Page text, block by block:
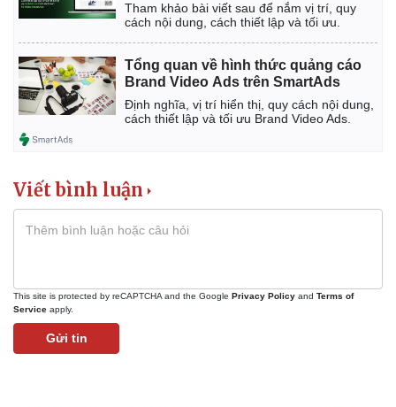
Tham khảo bài viết sau để nắm vị trí, quy
cách nội dung, cách thiết lập và tối ưu.
Tổng quan về hình thức quảng cáo
Brand Video Ads trên SmartAds
Định nghĩa, vị trí hiển thị, quy cách nội dung,
cách thiết lập và tối ưu Brand Video Ads.
Viết bình luận
This site is protected by reCAPTCHA and the Google Privacy Policy and Terms of
Service apply.
Gửi tin